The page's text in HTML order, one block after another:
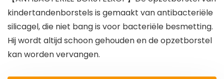
kindertandenborstels is gemaakt van antibacteriële
silicagel, die niet bang is voor bacteriële besmetting.
Hij wordt altijd schoon gehouden en de opzetborstel
kan worden vervangen.